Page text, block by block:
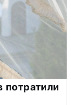
потратили